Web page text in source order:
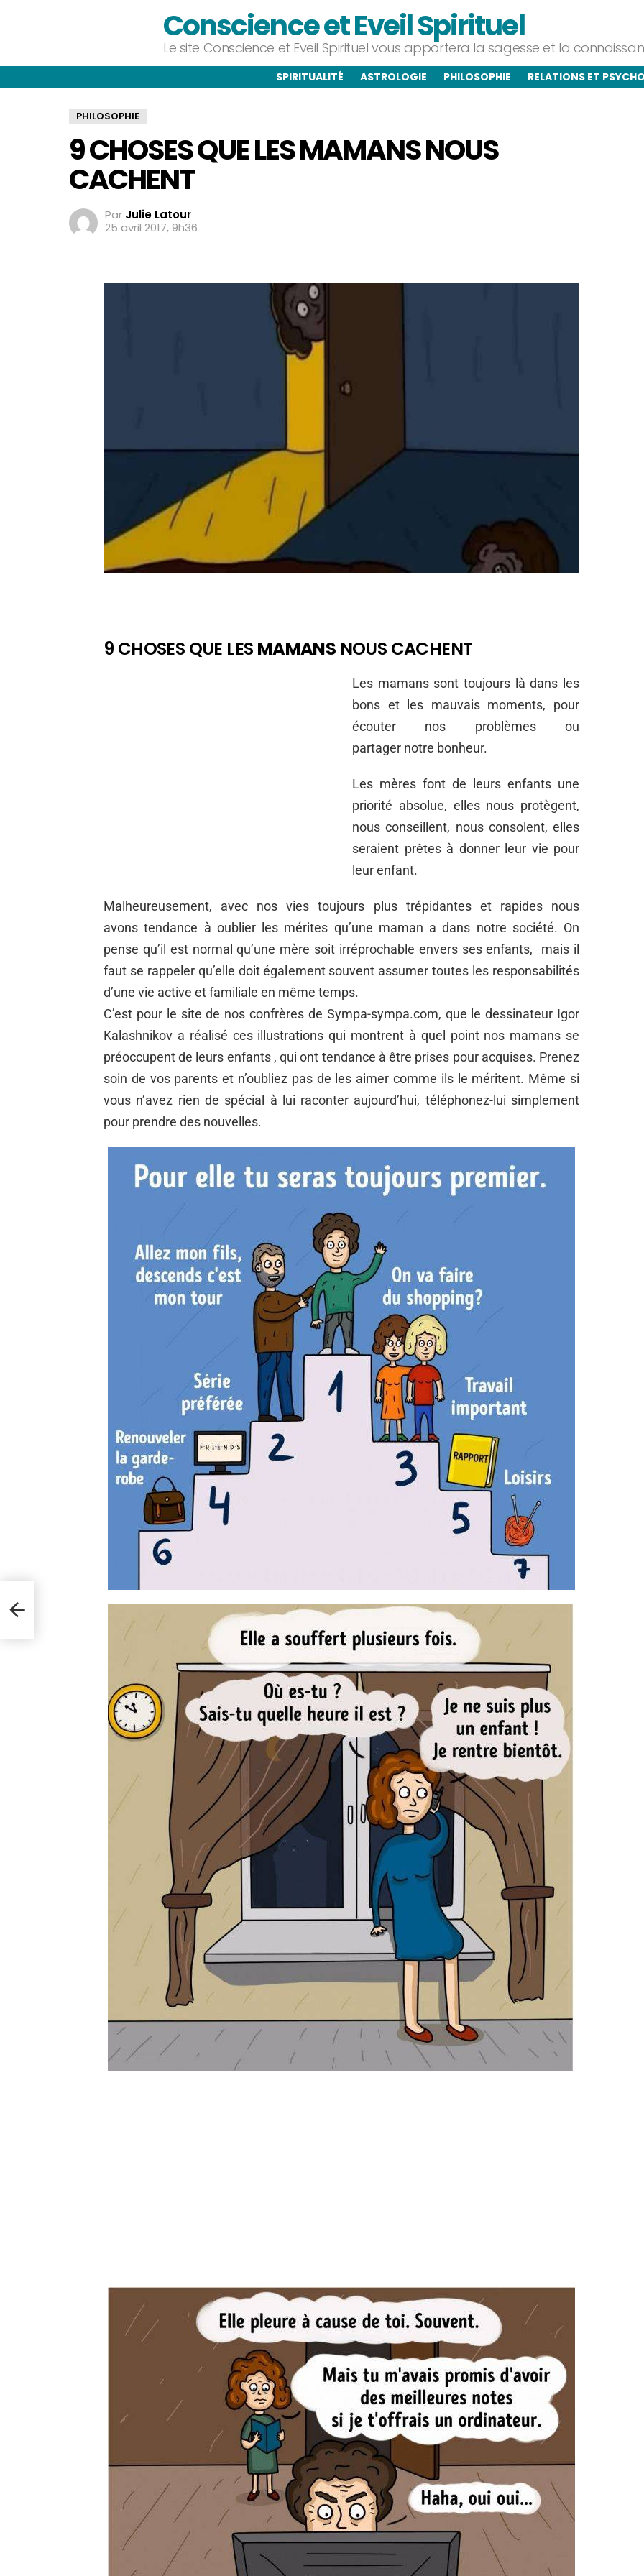
Conscience et Eveil Spirituel
Le site Conscience et Eveil Spirituel vous apportera la sagesse et la
SPIRITUALITÉ ASTROLOGIE PHILOSOPHIE RELATIONS ET
PHILOSOPHIE
9 CHOSES QUE LES MAMANS NOUS
CACHENT
Par Julie Latour
25 avril 2017, 9h36
9 CHOSES QUE LES MAMANS NOUS CACHENT
Les mamans sont toujours là dans les
bons et les mauvais moments, pour
écouter nos problèmes ou
partager notre bonheur.
Les mères font de leurs enfants une
priorité absolue, elles nous protègent,
nous conseillent, nous consolent, elles
seraient prêtes à donner leur vie pour
leur enfant.
Malheureusement, avec nos vies toujours plus trépidantes et rapides nous
avons tendance à oublier les mérites qu’une maman a dans notre société. On
pense qu’il est normal qu’une mère soit irréprochable envers ses enfants, mais il
faut se rappeler qu’elle doit également souvent assumer toutes les responsabilités
d’une vie active et familiale en même temps.
C’est pour le site de nos confrères de Sympa-sympa.com, que le dessinateur Igor
Kalashnikov a réalisé ces illustrations qui montrent à quel point nos mamans se
préoccupent de leurs enfants , qui ont tendance à être prises pour acquises. Prenez
soin de vos parents et n’oubliez pas de les aimer comme ils le méritent. Même si
vous n’avez rien de spécial à lui raconter aujourd’hui, téléphonez-lui simplement
pour prendre des nouvelles.